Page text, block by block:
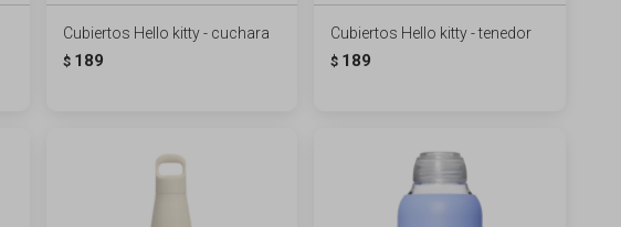
Cubiertos Hello kitty - cuchara
$ 189
Cubiertos Hello kitty - tenedor
$ 189